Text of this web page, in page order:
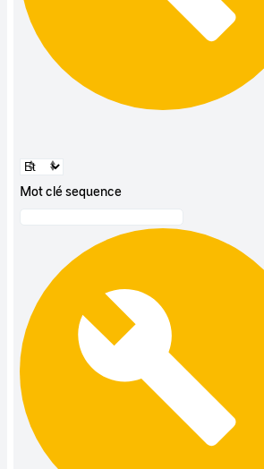
Mot clé sequence